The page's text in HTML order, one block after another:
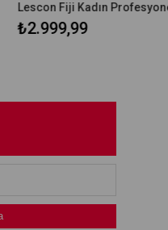
₺2.999,99